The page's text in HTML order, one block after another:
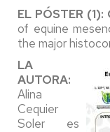
EL PÓSTER (1):
of equine
the major
LA
AUTORA:
Alina
Cequier
Soler es